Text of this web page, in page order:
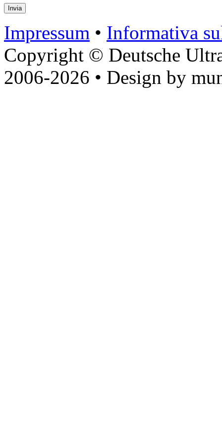
Impressum • Informativa
Copyright © Deutsche
2006-2026 • Design by